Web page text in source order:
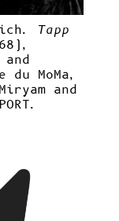
Tapp
MoMa,
and